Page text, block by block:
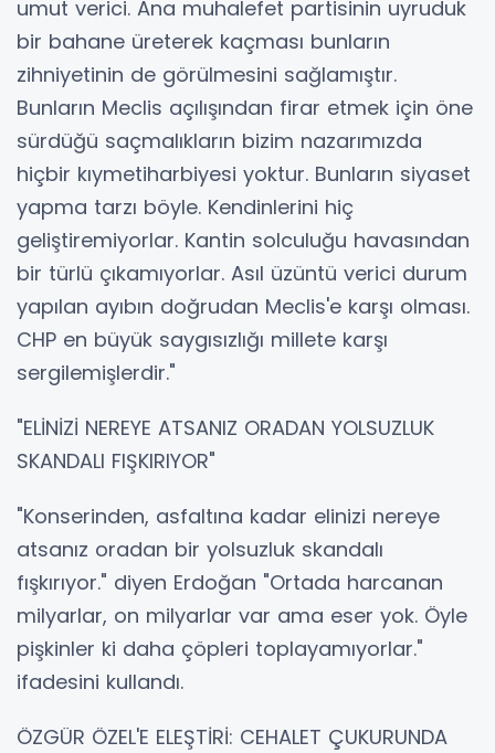
umut verici. Ana muhalefet partisinin uyruduk
bir bahane üreterek kaçması bunların
zihniyetinin de görülmesini sağlamıştır.
Bunların Meclis açılışından firar etmek için öne
sürdüğü saçmalıkların bizim nazarımızda
hiçbir kıymetiharbiyesi yoktur. Bunların siyaset
yapma tarzı böyle. Kendinlerini hiç
geliştiremiyorlar. Kantin solculuğu havasından
bir türlü çıkamıyorlar. Asıl üzüntü verici durum
yapılan ayıbın doğrudan Meclis'e karşı olması.
CHP en büyük saygısızlığı millete karşı
sergilemişlerdir."
"ELİNİZİ NEREYE ATSANIZ ORADAN YOLSUZLUK
SKANDALI FIŞKIRIYOR"
"Konserinden, asfaltına kadar elinizi nereye
atsanız oradan bir yolsuzluk skandalı
fışkırıyor." diyen Erdoğan "Ortada harcanan
milyarlar, on milyarlar var ama eser yok. Öyle
pişkinler ki daha çöpleri toplayamıyorlar."
ifadesini kullandı.
ÖZGÜR ÖZEL'E ELEŞTİRİ: CEHALET ÇUKURUNDA